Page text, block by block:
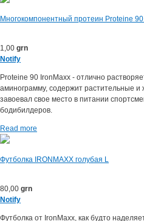
Многокомпонентный протеин Proteine
1,00 grn
Notify
Proteine 90 IronMaxx - отлично
аминограмму, содержит растительные
завоевал свое место в питании
бодибилдеров.
Read more
Футболка IRONMAXX голубая L
80,00 grn
Notify
Футболка от IronMaxx, как будто